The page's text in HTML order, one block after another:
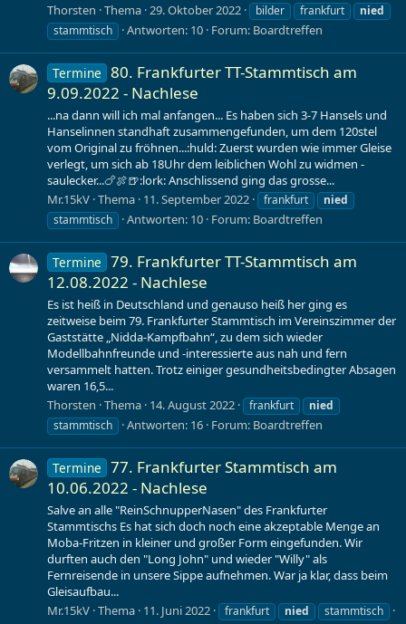
Thorsten Thema 29. Oktober 2022 bilder frankfurt
nied
stammtisch
Antworten: 10 Forum: Boardtreffen
Termine 80. Frankfurter TT-Stammtisch am
9.09.2022 - Nachlese
...na dann will ich mal anfangen... Es haben sich 3-7 Hansels und
Hanselinnen standhaft zusammengefunden, um dem 120stel
vom Original zu fröhnen...:huld: Zuerst wurden wie immer Gleise
verlegt, um sich ab 18Uhr dem leiblichen Wohl zu widmen -
saulecker...🍗🍖🍺:lork: Anschlissend ging das grosse...
Mr.15kV Thema 11. September 2022 frankfurt
nied
stammtisch
Antworten: 10 Forum: Boardtreffen
Termine 79. Frankfurter TT-Stammtisch am
12.08.2022 - Nachlese
Es ist heiß in Deutschland und genauso heiß her ging es
zeitweise beim 79. Frankfurter Stammtisch im Vereinszimmer der
Gaststätte „Nidda-Kampfbahn“, zu dem sich wieder
Modellbahnfreunde und -interessierte aus nah und fern
versammelt hatten. Trotz einiger gesundheitsbedingter Absagen
waren 16,5...
Thorsten Thema 14. August 2022 frankfurt
nied
stammtisch
Antworten: 16 Forum: Boardtreffen
Termine 77. Frankfurter Stammtisch am
10.06.2022 - Nachlese
Salve an alle "ReinSchnupperNasen" des Frankfurter
Stammtischs Es hat sich doch noch eine akzeptable Menge an
Moba-Fritzen in kleiner und großer Form eingefunden. Wir
durften auch den "Long John" und wieder "Willy" als
Fernreisende in unsere Sippe aufnehmen. War ja klar, dass beim
Gleisaufbau...
Mr.15kV Thema 11. Juni 2022 frankfurt nied stammtisch